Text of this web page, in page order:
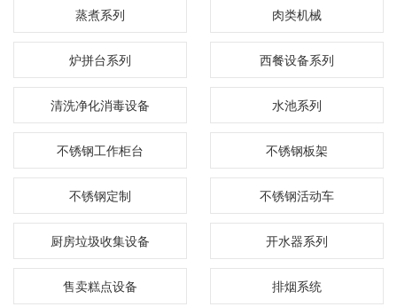
蒸煮系列 肉类机械
炉拼台系列 西餐设备系列
清洗净化消毒设备 水池系列
不锈钢工作柜台 不锈钢板架
不锈钢定制 不锈钢活动车
厨房垃圾收集设备 开水器系列
售卖糕点设备 排烟系统